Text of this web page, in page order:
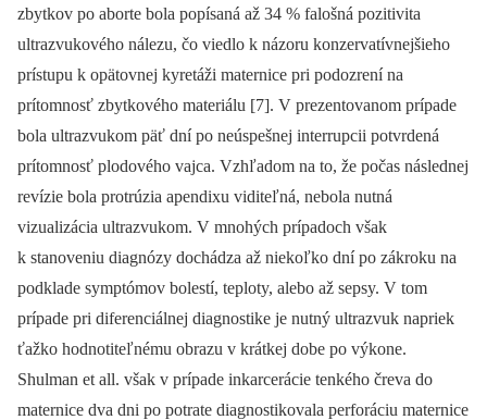
zbytkov po aborte bola popísaná až 34 % falošná pozitivita
ultrazvukového nálezu, čo viedlo k názoru konzervatívnejšieho
prístupu k opätovnej kyretáži maternice pri podozrení na
prítomnosť zbytkového materiálu [7]. V prezentovanom prípade
bola ultrazvukom päť dní po neúspešnej interrupcii potvrdená
prítomnosť plodového vajca. Vzhľadom na to, že počas následnej
revízie bola protrúzia apendixu viditeľná, nebola nutná
vizualizácia ultrazvukom. V mnohých prípadoch však
k stanoveniu diagnózy dochádza až niekoľko dní po zákroku na
podklade symptómov bolestí, teploty, alebo až sepsy. V tom
prípade pri diferenciálnej diagnostike je nutný ultrazvuk napriek
ťažko hodnotiteľnému obrazu v krátkej dobe po výkone.
Shulman et all. však v prípade inkarcerácie tenkého čreva do
maternice dva dni po potrate diagnostikovala perforáciu maternice